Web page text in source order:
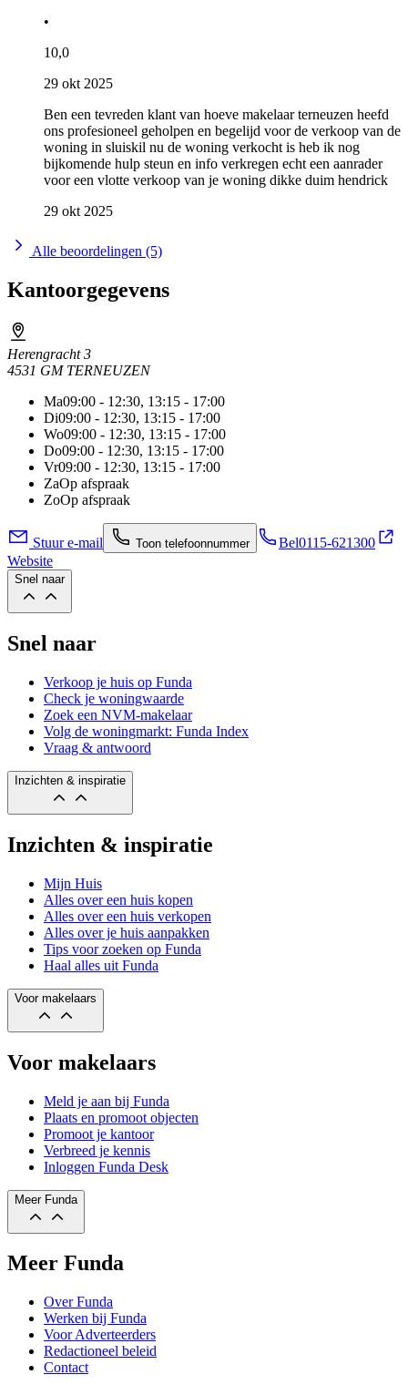
•
10,0
29 okt 2025
Ben een tevreden klant van hoeve makelaar terneuzen heefd
ons profesioneel geholpen en begelijd voor de verkoop van de
woning in sluiskil nu de woning verkocht is heb ik nog
bijkomende hulp steun en info verkregen echt een aanrader
voor een vlotte verkoop van je woning dikke duim hendrick
29 okt 2025
Alle beoordelingen (5)
Kantoorgegevens
Herengracht 3
4531 GM TERNEUZEN
Ma09:00 - 12:30, 13:15 - 17:00
Di09:00 - 12:30, 13:15 - 17:00
Wo09:00 - 12:30, 13:15 - 17:00
Do09:00 - 12:30, 13:15 - 17:00
Vr09:00 - 12:30, 13:15 - 17:00
ZaOp afspraak
ZoOp afspraak
Stuur e-mail Toon telefoonnummer Bel0115-621300
Website
Snel naar
Snel naar
Verkoop je huis op Funda
Check je woningwaarde
Zoek een NVM-makelaar
Volg de woningmarkt: Funda Index
Vraag & antwoord
Inzichten & inspiratie
Inzichten & inspiratie
Mijn Huis
Alles over een huis kopen
Alles over een huis verkopen
Alles over je huis aanpakken
Tips voor zoeken op Funda
Haal alles uit Funda
Voor makelaars
Voor makelaars
Meld je aan bij Funda
Plaats en promoot objecten
Promoot je kantoor
Verbreed je kennis
Inloggen Funda Desk
Meer Funda
Meer Funda
Over Funda
Werken bij Funda
Voor Adverteerders
Redactioneel beleid
Contact